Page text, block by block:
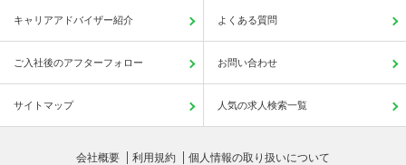
キャリアアドバイザー紹介 よくある質問
ご入社後のアフターフォロー お問い合わせ
サイトマップ 人気の求人検索一覧
会社概要 利用規約 個人情報の取り扱いについて